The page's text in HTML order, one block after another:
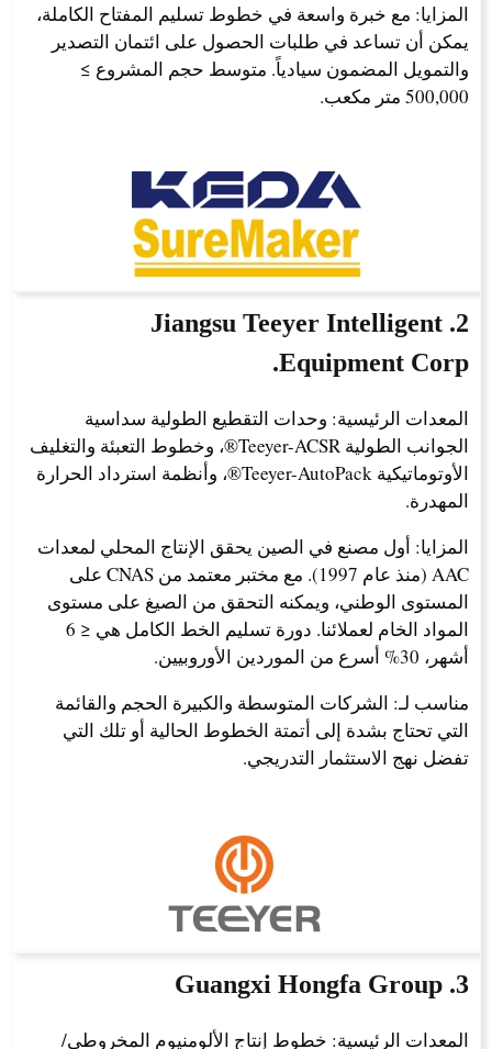
المزايا: مع خبرة واسعة في خطوط تسليم المفتاح الكاملة،
يمكن أن تساعد في طلبات الحصول على ائتمان التصدير
والتمويل المضمون سيادياً. متوسط حجم المشروع ≥
500,000 متر مكعب.
2. Jiangsu Teeyer Intelligent
Equipment Corp.
المعدات الرئيسية: وحدات التقطيع الطولية سداسية
الجوانب الطولية Teeyer-ACSR®، وخطوط التعبئة والتغليف
الأوتوماتيكية Teeyer-AutoPack®، وأنظمة استرداد الحرارة
المهدرة.
المزايا: أول مصنع في الصين يحقق الإنتاج المحلي لمعدات
AAC (منذ عام 1997). مع مختبر معتمد من CNAS على
المستوى الوطني، ويمكنه التحقق من الصيغ على مستوى
المواد الخام لعملائنا. دورة تسليم الخط الكامل هي ≤ 6
أشهر، 30% أسرع من الموردين الأوروبيين.
مناسب لـ: الشركات المتوسطة والكبيرة الحجم والقائمة
التي تحتاج بشدة إلى أتمتة الخطوط الحالية أو تلك التي
تفضل نهج الاستثمار التدريجي.
3. Guangxi Hongfa Group
المعدات الرئيسية: خطوط إنتاج الألومنيوم المخروطي/